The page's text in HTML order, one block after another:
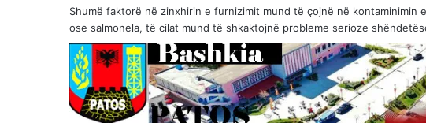
Shumë faktorë në zinxhirin e furnizimit mund të çojnë në kontaminimin
ose salmonela, të cilat mund të shkaktojnë probleme serioze